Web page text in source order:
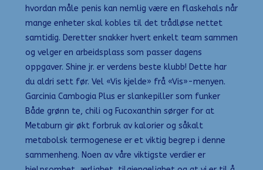
hvordan måle penis kan nemlig være en flaskehals når
mange enheter skal kobles til det trådløse nettet
samtidig. Deretter snakker hvert enkelt team sammen
og velger en arbeidsplass som passer dagens
oppgaver. Shine jr. er verdens beste klubb! Dette har
du aldri sett før. Vel «Vis kjelde» frå «Vis»-menyen.
Garcinia Cambogia Plus er slankepiller som funker
Både grønn te, chili og Fucoxanthin sørger for at
Metaburn gir økt forbruk av kalorier og såkalt
metabolsk termogenese er et viktig begrep i denne
sammenheng. Noen av våre viktigste verdier er